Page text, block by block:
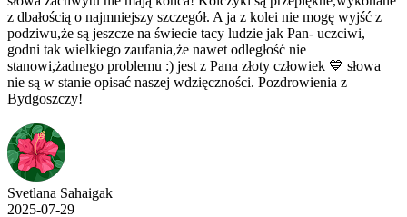
z dbałością o najmniejszy szczegół. A ja z kolei nie mogę wyjść z
podziwu,że są jeszcze na świecie tacy ludzie jak Pan- uczciwi,
godni tak wielkiego zaufania,że nawet odległość nie
stanowi,żadnego problemu :) jest z Pana złoty człowiek 💙 słowa
nie są w stanie opisać naszej wdzięczności. Pozdrowienia z
Bydgoszczy!
Svetlana Sahaigak
2025-07-29